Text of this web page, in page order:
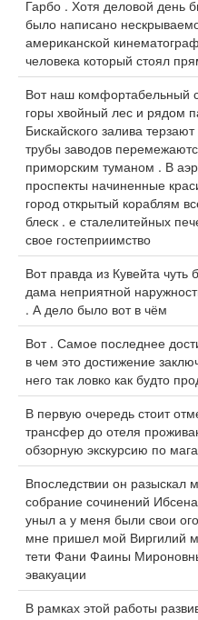
Гарбо . Хотя деловой день
было написано
американской
человека который стоял
Вот наш комфортабельный
горы хвойный лес и рядом
Бискайского залива
трубы заводов
приморским туманом . В
проспекты начиненные
город открытый кораблям
блеск . е сталелитейных
свое гостеприимство
Вот правда из Кувейта
дама неприятной
. А дело было вот в чём
Вот . Самое последнее
в чем это достижение
него так ловко как будто
В первую очередь стоит
трансфер до отеля
обзорную экскурсию по
Впоследствии он разыскал
собрание сочинений
уныл а у меня были свои
мне пришел мой Виргилий
тети Фани Фаины
эвакуации
В рамках этой работы